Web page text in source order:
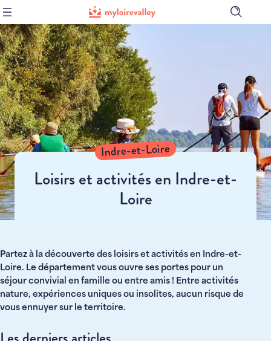
Ouvrir
la
Indre-et-Loire
Loisirs et activités en Indre-et-
Loire
Partez à la découverte des loisirs et activités en Indre-et-
Loire. Le département vous ouvre ses portes pour un
séjour convivial en famille ou entre amis ! Entre activités
nature, expériences uniques ou insolites, aucun risque de
vous ennuyer sur le territoire.